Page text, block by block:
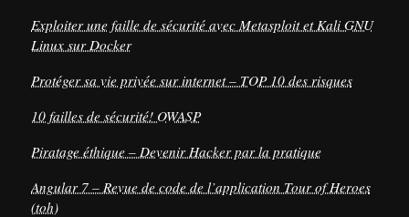
Exploiter une faille de sécurité avec Metasploit et Kali GNU
Linux sur Docker
Protéger sa vie privée sur internet – TOP 10 des risques
10 failles de sécurité! OWASP
Piratage éthique – Devenir Hacker par la pratique
Angular 7 – Revue de code de l’application Tour of Heroes
(toh)